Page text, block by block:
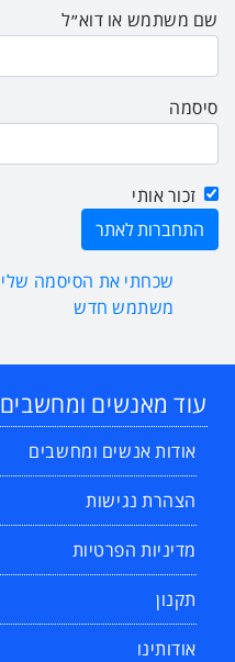
שם משתמש או דוא״ל
סיסמה
זכור אותי
שכחתי את הסיסמה שלי
משתמש חדש
עוד מאנשים ומחשבים
אודות אנשים ומחשבים
הצהרת נגישות
מדיניות הפרטיות
תקנון
אודותינו